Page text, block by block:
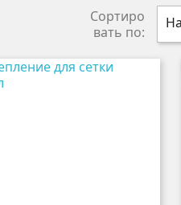
Сортиро
вать по: